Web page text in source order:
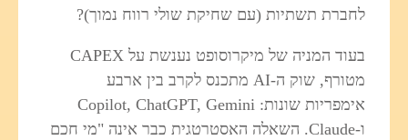
לחברת תשתיות (עם שחיקת שולי רווח נמוך)?
בעוד המניה של מיקרוסופט נענשת על CAPEX
מטורף, שוק ה‑AI מתכנס לקרב בין ארבע
אימפריות שונות: Copilot, ChatGPT, Gemini
ו‑Claude. השאלה האסטרטגית כבר אינה "מי חכם